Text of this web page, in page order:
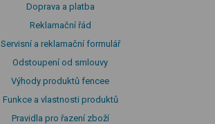
Doprava a platba
Reklamační řád
Servisní a reklamační formulář
Odstoupení od smlouvy
Výhody produktů fencee
Funkce a vlastnosti produktů
Pravidla pro řazení zboží